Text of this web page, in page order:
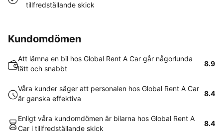
tillfredställande skick
Kundomdömen
Att lämna en bil hos Global Rent A Car går någorlunda
lätt och snabbt
8.9
Våra kunder säger att personalen hos Global Rent A Car
är ganska effektiva
8.4
Enligt våra kundomdömen är bilarna hos Global Rent A
Car i tillfredställande skick
8.4